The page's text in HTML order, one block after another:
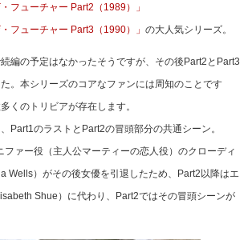
フューチャー Part2（1989）」
フューチャー Part3（1990）」 の大人気シリーズ。
編の予定はなかったそうですが、その後Part2とPart3
。本シリーズのコアなファンには周知のことです
くのトリビアが存在します。
Part1のラストとPart2の冒頭部分の共通シーン。
ファー役（主人公マーティーの恋人役）のクローディ
Wells）がその後女優を引退したため、Part2以降はエ
Shue）に代わり、Part2ではその冒頭シーンが